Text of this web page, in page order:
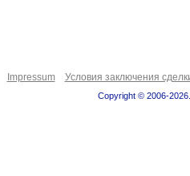
Impressum Условия заключения
Copyright © 2006-